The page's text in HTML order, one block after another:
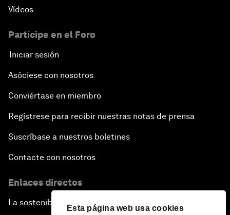
Esta página web usa cookies
Vídeos
Participe en el Foro
Iniciar sesión
Asóciese con nosotros
Conviértase en miembro
Regístrese para recibir nuestras notas de prensa
Suscríbase a nuestros boletines
Contacte con nosotros
Enlaces directos
La sostenibilidad en el Foro